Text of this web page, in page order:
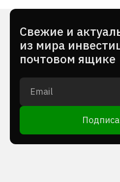
Cвежие и
из мира
почтовом ящике